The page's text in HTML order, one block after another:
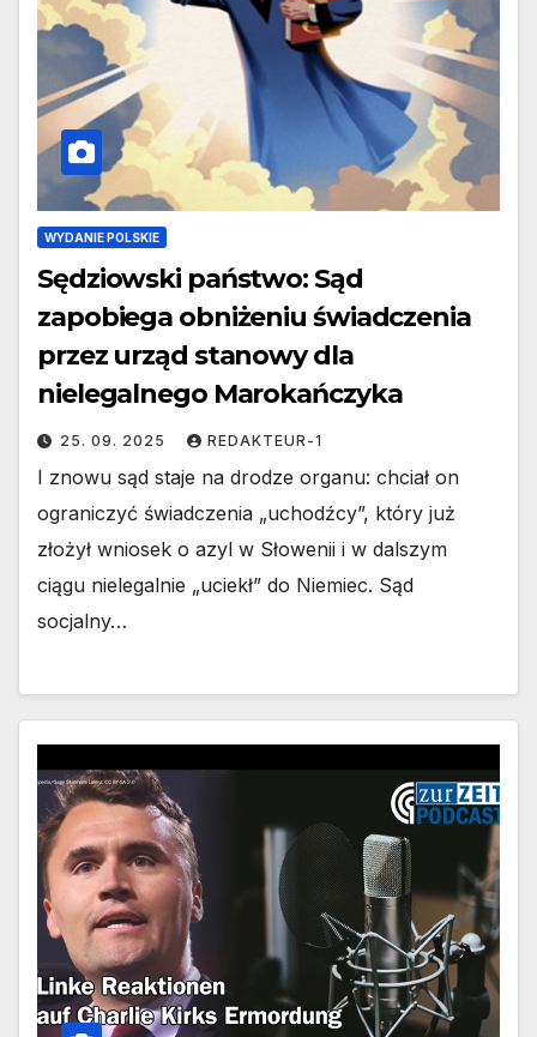
WYDANIE POLSKIE
Sędziowski państwo: Sąd
zapobiega obniżeniu świadczenia
przez urząd stanowy dla
nielegalnego Marokańczyka
25. 09. 2025 REDAKTEUR-1
I znowu sąd staje na drodze organu: chciał on
ograniczyć świadczenia „uchodźcy”, który już
złożył wniosek o azyl w Słowenii i w dalszym
ciągu nielegalnie „uciekł” do Niemiec. Sąd
socjalny…